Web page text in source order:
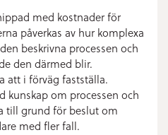
med kostnader för
påverkas av hur komplexa
beskrivna processen och
den därmed blir.
att i förväg fastställa.
kunskap om processen och
till grund för beslut om
med fler fall.